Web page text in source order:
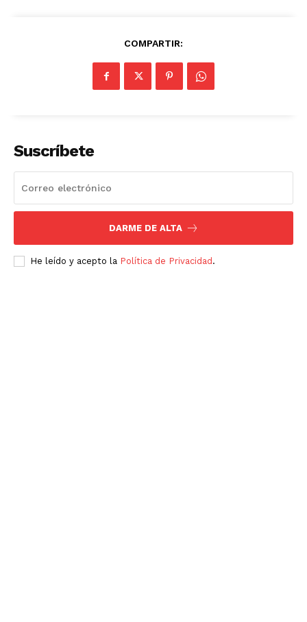
COMPARTIR:
Suscríbete
DARME DE ALTA
He leído y acepto la Política de Privacidad .